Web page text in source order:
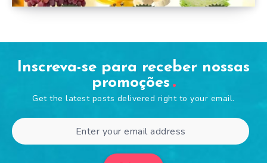
Inscreva-se para receber nossas
promoções
Get the latest posts delivered right to your email.